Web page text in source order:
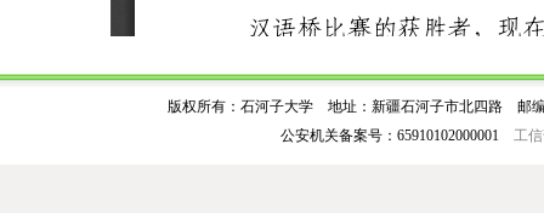
版权所有：石河子大学 地址：新疆石河子市北四路 邮
公安机关备案号：65910102000001 工